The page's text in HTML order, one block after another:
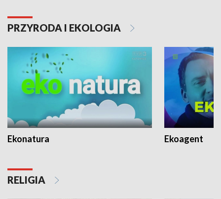
PRZYRODA I EKOLOGIA
Ekonatura Ekoagent
RELIGIA